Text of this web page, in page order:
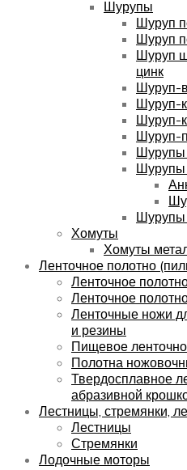
Шурупы
Шуруп
Шуруп
Шуруп
цинк
Шуруп-
Шуруп-
Шуруп-
Шуруп-
Шурупы
Шурупы
Шурупы
Хомуты
Хомуты
Ленточное полотно
Ленточное
Ленточное
Ленточные ножи
и резины
Пищевое
Полотна
Твердосплавное
абразивной
Лестницы, стремянки,
Лестницы
Стремянки
Лодочные моторы